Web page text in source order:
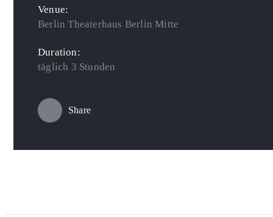
Venue:
Berlin Theaterhaus Berlin Mitte
Duration:
täglich 3 Stunden
Share